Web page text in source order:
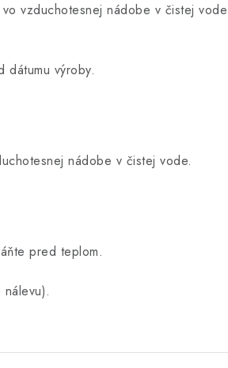
vzduchotesnej nádobe v čistej vode
dátumu výroby.
nádobe v čistej vode.
pred teplom.